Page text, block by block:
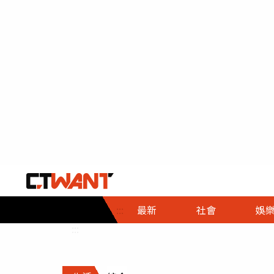
::: 最新 社會
社會首頁
時事
調查
娛樂
娛樂首頁
即時
財經首頁
熱線
政